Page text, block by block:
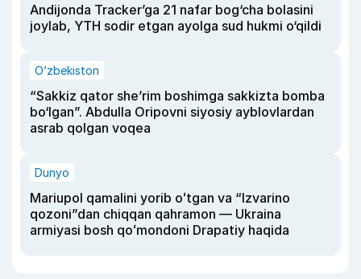
Andijonda Tracker’ga 21 nafar bog‘cha bolasini
joylab, YTH sodir etgan ayolga sud hukmi o‘qildi
O‘zbekiston
“Sakkiz qator she’rim boshimga sakkizta bomba
bo‘lgan”. Abdulla Oripovni siyosiy ayblovlardan
asrab qolgan voqea
Dunyo
Mariupol qamalini yorib oʻtgan va “Izvarino
qozoni”dan chiqqan qahramon — Ukraina
armiyasi bosh qoʻmondoni Drapatiy haqida